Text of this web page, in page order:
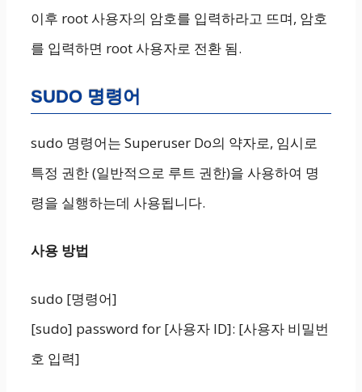
이후 root 사용자의 암호를 입력하라고 뜨며, 암호
를 입력하면 root 사용자로 전환 됨.
SUDO 명령어
sudo 명령어는 Superuser Do의 약자로, 임시로
특정 권한 (일반적으로 루트 권한)을 사용하여 명
령을 실행하는데 사용됩니다.
사용 방법
sudo [명령어]
[sudo] password for [사용자 ID]: [사용자 비밀번
호 입력]